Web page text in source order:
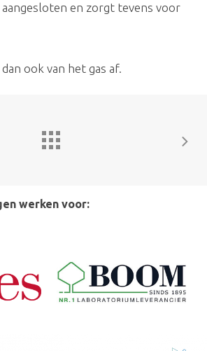
en zorgt tevens voor
ook van het gas af.
werken voor: